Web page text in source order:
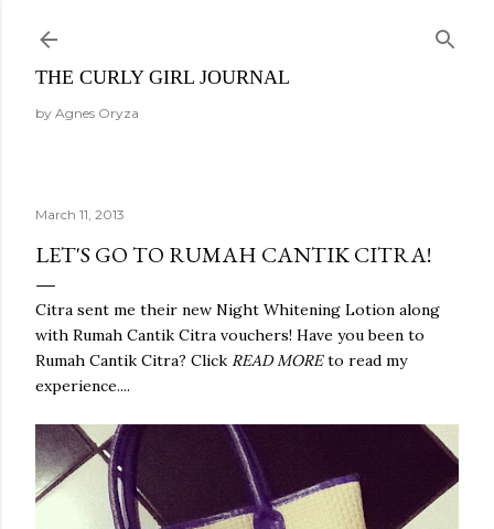
THE CURLY GIRL JOURNAL
by Agnes Oryza
March 11, 2013
LET'S GO TO RUMAH CANTIK CITRA!
Citra sent me their new Night Whitening Lotion along
with Rumah Cantik Citra vouchers! Have you been to
Rumah Cantik Citra? Click READ MOREto read my
experience....